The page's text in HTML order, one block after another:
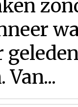
Van...